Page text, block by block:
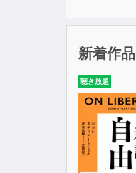
新着作品
聴き放題